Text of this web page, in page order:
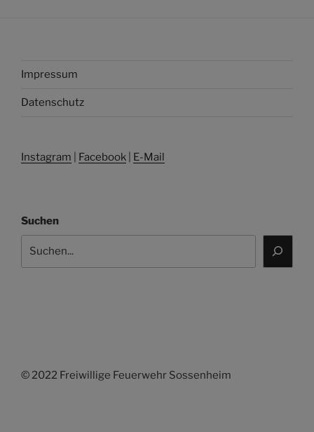
Impressum
Datenschutz
Instagram Facebook E-Mail
Suchen
© 2022 Freiwillige Feuerwehr Sossenheim